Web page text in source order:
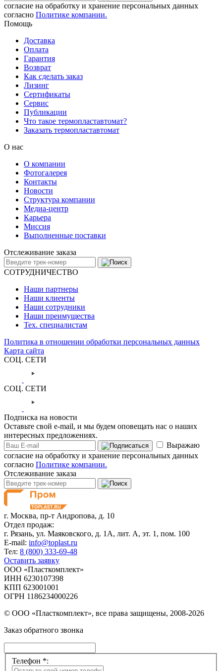
согласие на обработку и хранение персональных данных
согласно Политике компании.
Помощь
Доставка
Оплата
Гарантия
Возврат
Как сделать заказ
Лизинг
Сертификаты
Сервис
Публикации
Что такое термопластавтомат?
Заказать термопластавтомат
О нас
О компании
Фотогалерея
Контакты
Новости
Структура компании
Медиа-центр
Карьера
Миссия
Выполненные поставки
Отслеживание заказа
СОТРУДНИЧЕСТВО
Наши партнеры
Наши клиенты
Наши сотрудники
Наши преимущества
Тех. специалистам
Политика в отношении обработки персональных данных
Карта сайта
СОЦ. СЕТИ
СОЦ. СЕТИ
Подписка на новости
Оставьте свой e-mail, и мы будем оповещать нас о наших
интересных предложениях.
Выражаю
согласие на обработку и хранение персональных данных
согласно Политике компании.
Отслеживание заказа
г. Москва, пр-т Андропова, д. 10
Отдел продаж:
г. Рязань, ул. Маяковского, д. 1А, лит. А, эт. 1, пом. 100
E-mail: info@toplast.ru
Тел: 8 (800) 333-69-48
Оставить заявку
ООО «Пласткомплект»
ИНН 6230107398
КПП 623001001
ОГРН 1186234000226
© ООО «Пласткомплект», все права защищены, 2008-2026
Заказ обратного звонка
Телефон *: